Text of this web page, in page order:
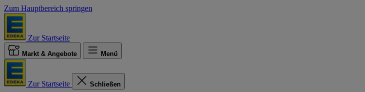
Zum Hauptbereich springen
Zur Startseite
Markt & Angebote Menü
Zur Startseite Schließen